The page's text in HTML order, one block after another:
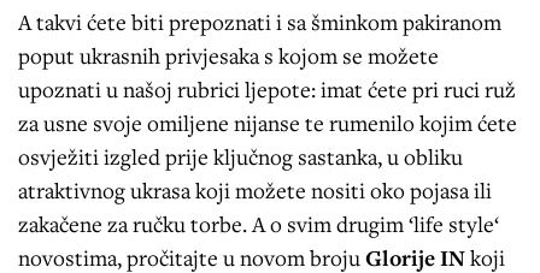
A takvi ćete biti prepoznati i sa šminkom pakiranom
poput ukrasnih privjesaka s kojom se možete
upoznati u našoj rubrici ljepote: imat ćete pri ruci ruž
za usne svoje omiljene nijanse te rumenilo kojim ćete
osvježiti izgled prije ključnog sastanka, u obliku
atraktivnog ukrasa koji možete nositi oko pojasa ili
zakačene za ručku torbe. A o svim drugim ‘life style‘
novostima, pročitajte u novom broju Glorije INkoji